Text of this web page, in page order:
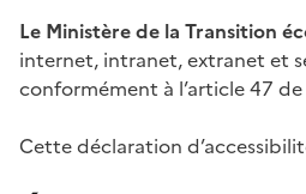
Le Ministère de la Transition
internet, intranet, extranet et
conformément à l’article 47
Cette déclaration